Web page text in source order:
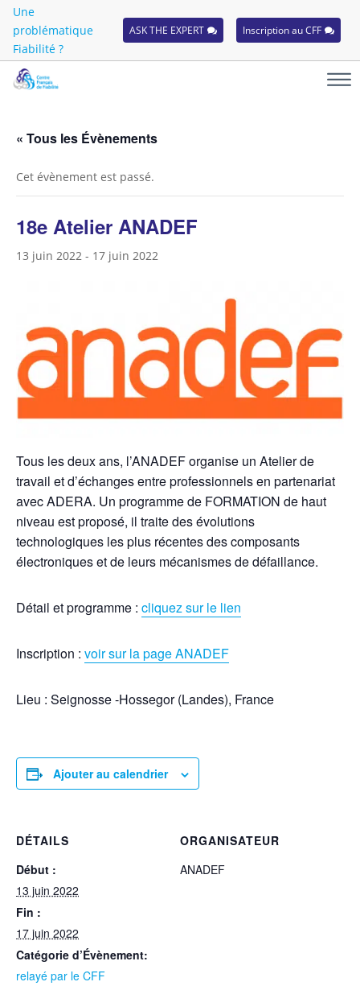
Une
problématique
Fiabilité ?
ASK THE EXPERT Inscription au CFF
« Tous les Évènements
Cet évènement est passé.
18e Atelier ANADEF
13 juin 2022 - 17 juin 2022
Tous les deux ans, l’ANADEF organise un Atelier de
travail et d’échanges entre professionnels en partenariat
avec ADERA. Un programme de FORMATION de haut
niveau est proposé, il traite des évolutions
technologiques les plus récentes des composants
électroniques et de leurs mécanismes de défaillance.
Détail et programme : cliquez sur le lien
Inscription : voir sur la page ANADEF
Lieu : Seignosse -Hossegor (Landes), France
Ajouter au calendrier
DÉTAILS
Début :
13 juin 2022
Fin :
17 juin 2022
Catégorie d’Évènement:
relayé par le CFF
ORGANISATEUR
ANADEF